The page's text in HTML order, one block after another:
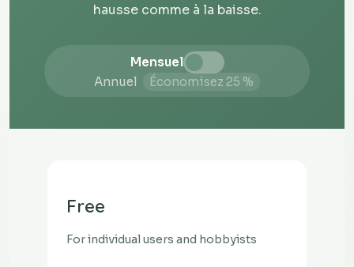
hausse comme à la baisse.
Mensuel
Annuel
Économisez 25 %
Free
For individual users and hobbyists